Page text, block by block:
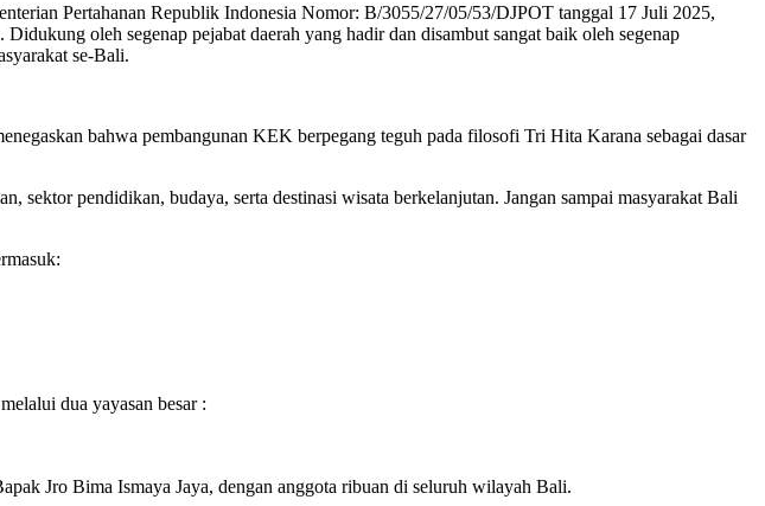
Pertahanan Republik Indonesia Nomor: B/3055/27/05/53/DJPOT tanggal 17 Juli 2025,
oleh segenap pejabat daerah yang hadir dan disambut sangat baik oleh segenap
se-Bali.
bahwa pembangunan KEK berpegang teguh pada filosofi Tri Hita Karana sebagai dasar
sektor pendidikan, budaya, serta destinasi wisata berkelanjutan. Jangan sampai masyarakat Bali
dua yayasan besar :
Jro Bima Ismaya Jaya, dengan anggota ribuan di seluruh wilayah Bali.